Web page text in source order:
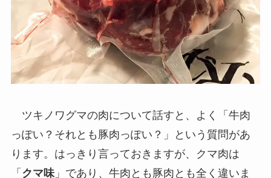
ツキノワグマの肉について話すと、よく「牛肉
っぽい？それとも豚肉っぽい？」という質問があ
ります。はっきり言っておきますが、クマ肉は
「 クマ味」であり、牛肉とも豚肉とも全く違いま